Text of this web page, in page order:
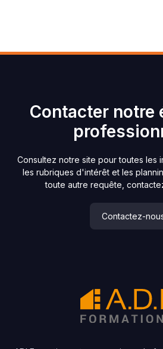
Contacter notre
Consultez notre site pour toutes les
les rubriques d'intérêt et les
toute autre requête,
Contactez-